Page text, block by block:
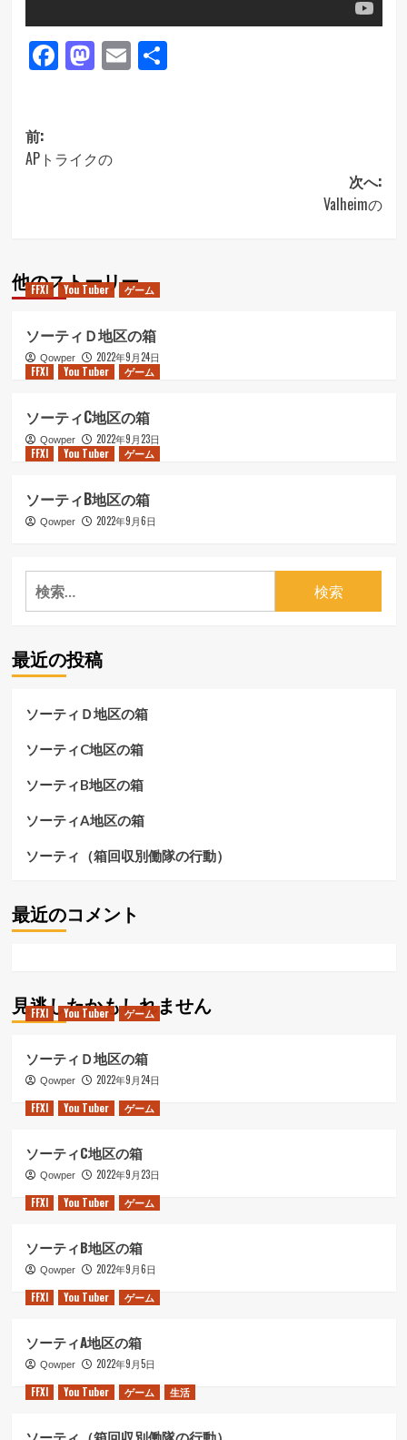
Facebook
Mastodon
Email
共
投
稿
ー
シ
ョ
ン
前:
APトライクの
次へ:
Valheimの
他のストーリー
FFXI You Tuber ゲーム
ソーティＤ地区の箱
Qowper
2022年9月24日
FFXI
You Tuber ゲーム
ソーティC地区の箱
Qowper
2022年9月23日
FFXI
You Tuber ゲーム
ソーティB地区の箱
Qowper 2022年9月6日
検
索:
最近の投稿
ソーティＤ地区の箱
ソーティC地区の箱
ソーティB地区の箱
ソーティA地区の箱
ソーティ（箱回収別働隊の行動）
最近のコメント
見逃したかもしれません
FFXI You Tuber ゲーム
ソーティＤ地区の箱
Qowper
2022年9月24日
FFXI
You Tuber ゲーム
ソーティC地区の箱
Qowper
2022年9月23日
FFXI
You Tuber ゲーム
ソーティB地区の箱
Qowper
2022年9月6日
FFXI
You Tuber ゲーム
ソーティA地区の箱
Qowper
2022年9月5日
FFXI
You Tuber ゲーム 生活